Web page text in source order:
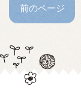
前のページ